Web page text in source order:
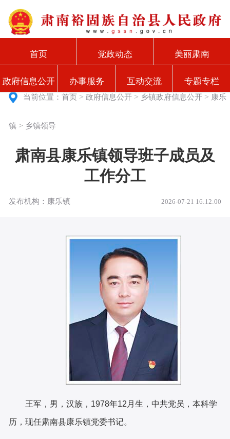
首页 党政动态 美丽肃南
政府信息公开 办事服务 互动交流 专题专栏
当前位置：首页 >政府信息公开 > 乡镇政府信息公开 > 康乐
镇 > 乡镇领导
肃南县康乐镇领导班子成员及
工作分工
发布机构：康乐镇 2026-07-21 16:12:00
王军，男，汉族，1978年12月生，中共党员，本科学
历，现任肃南县康乐镇党委书记。